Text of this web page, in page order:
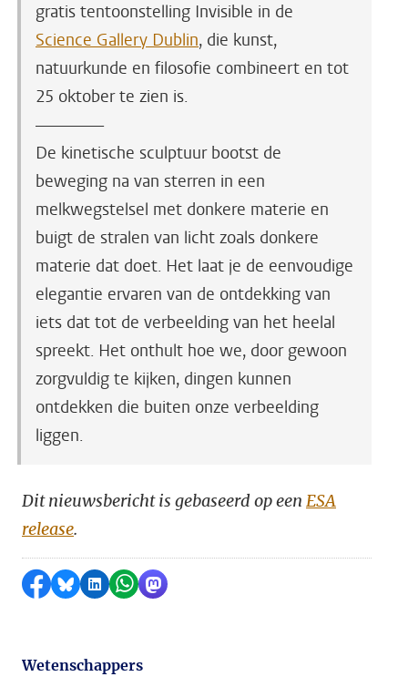
gratis tentoonstelling Invisible in de
Science Gallery Dublin, die kunst,
natuurkunde en filosofie combineert en tot
25 oktober te zien is.
—————
De kinetische sculptuur bootst de
beweging na van sterren in een
melkwegstelsel met donkere materie en
buigt de stralen van licht zoals donkere
materie dat doet. Het laat je de eenvoudige
elegantie ervaren van de ontdekking van
iets dat tot de verbeelding van het heelal
spreekt. Het onthult hoe we, door gewoon
zorgvuldig te kijken, dingen kunnen
ontdekken die buiten onze verbeelding
liggen.
Dit nieuwsbericht is gebaseerd op een ESA
release.
Delen op Facebook
Delen via Bluesky
Delen op LinkedIn
Delen via WhatsApp
Delen via Mastodon
Wetenschappers